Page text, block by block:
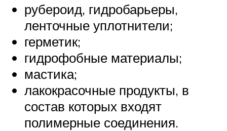
рубероид, гидробарьеры,
ленточные уплотнители;
герметик;
гидрофобные материалы;
мастика;
лакокрасочные продукты, в
состав которых входят
полимерные соединения.